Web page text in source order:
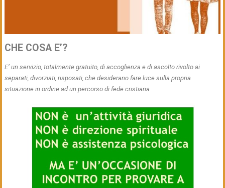
CHE COSA E’?
E’ un servizio, totalmente gratuito, di accoglienza e di ascolto rivolto ai
separati, divorziati, risposati, che desiderano fare luce sulla propria
situazione in ordine ad un percorso di fede cristiana